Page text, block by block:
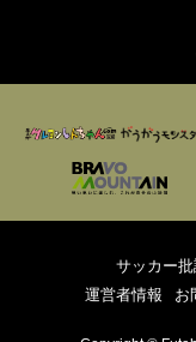
サッカー
運営者情報
お